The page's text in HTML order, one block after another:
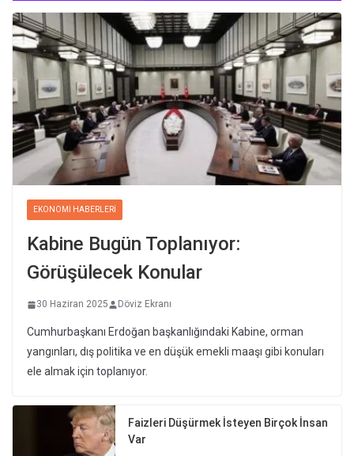
EKONOMI HABERLERI
Kabine Bugün Toplanıyor:
Görüşülecek Konular
30 Haziran 2025 Döviz Ekranı
Cumhurbaşkanı Erdoğan başkanlığındaki Kabine, orman
yangınları, dış politika ve en düşük emekli maaşı gibi konuları
ele almak için toplanıyor.
Faizleri Düşürmek İsteyen Birçok İnsan
Var